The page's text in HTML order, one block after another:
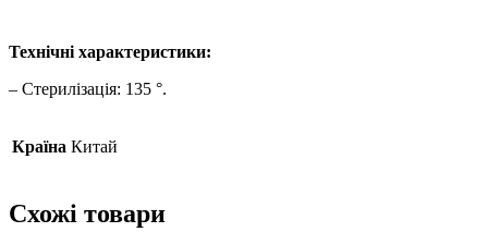
Технічні характеристики:
– Стерилізація: 135 °.
Країна Китай
Схожі товари